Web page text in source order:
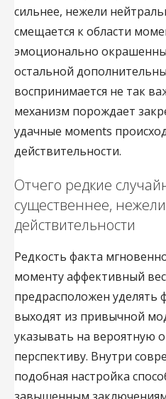
сильнее, нежели
смещается к области
эмоционально
остальной
воспринимается не так
механизм порождает
удачные момents
действительности.
Отчего редкие
существеннее,
действительности
Редкость факта
моменту аффективный
предрасположен уделять
выходят из привычной
указывать на вероятную
перспективу. Внутри
подобная настройка
завышенным